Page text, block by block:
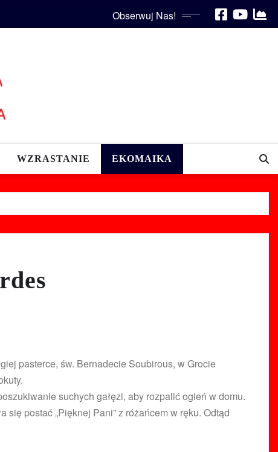
Obserwuj Nas!
WZRASTANIE EKOMAIKA
pasterce, św. Bernadecie Soubirous, w Grocie
suchych gałęzi, aby rozpalić ogień w domu.
się postać „Pięknej Pani” z różańcem w ręku. Odtąd